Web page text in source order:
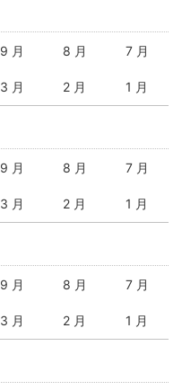
9 月 8 月 7 月
3 月 2 月 1 月
9 月 8 月 7 月
3 月 2 月 1 月
9 月 8 月 7 月
3 月 2 月 1 月